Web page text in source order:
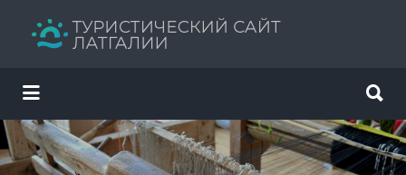
Путеводитель твоего отдыха
Искать: